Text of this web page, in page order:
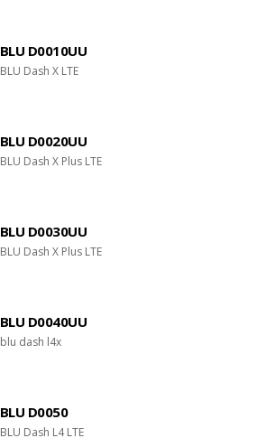
BLU D0010UU
BLU Dash X LTE
BLU D0020UU
BLU Dash X Plus LTE
BLU D0030UU
BLU Dash X Plus LTE
BLU D0040UU
blu dash l4x
BLU D0050
BLU Dash L4 LTE